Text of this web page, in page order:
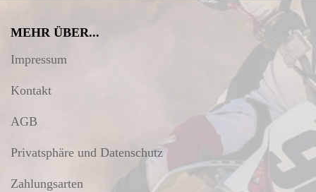
MEHR ÜBER...
Impressum
Kontakt
AGB
Privatsphäre und Datenschutz
Zahlungsarten